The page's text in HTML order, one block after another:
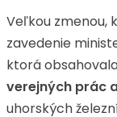
Veľkou zmenou,
zavedenie
ktorá
verejných prác
uhorských